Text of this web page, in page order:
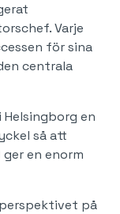
Varje
för sina
centrala
Helsingborg en
så att
en enorm
på